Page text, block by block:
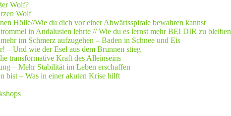
Wolf?
Wolf
Hölle//Wie du dich vor einer Abwärtsspirale bewahren kannst
in Andalusien lehrte // Wie du es lernst mehr BEI DIR zu bleiben
im Schmerz aufzugehen – Baden in Schnee und Eis
– Und wie der Esel aus dem Brunnen stieg
transformative Kraft des Alleinseins
– Mehr Stabilität im Leben erschaffen
bist – Was in einer akuten Krise hilft